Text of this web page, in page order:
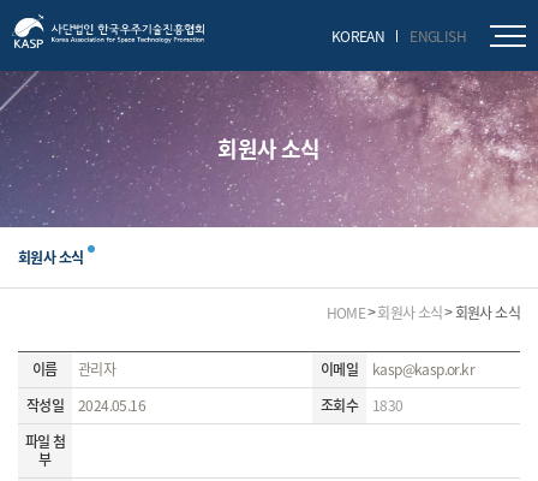
KOREAN ENGLISH
닫기
회원사 소식
회원사 소식
HOME 회원사 소식 회원사 소식
이름 관리자 이메일
kasp@kasp.or.kr
작성일
2024.05.16 조회수
1830
파일 첨
부